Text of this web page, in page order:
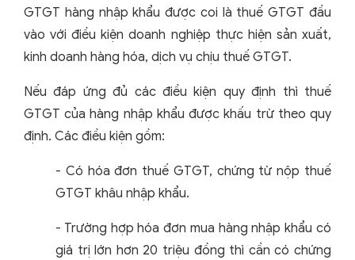
GTGT hàng nhập khẩu được coi là thuế GTGT đầu
vào với điều kiện doanh nghiệp thực hiện sản xuất,
kinh doanh hàng hóa, dịch vụ chịu thuế GTGT.
Nếu đáp ứng đủ các điều kiện quy định thì thuế
GTGT của hàng nhập khẩu được khấu trừ theo quy
định. Các điều kiện gồm:
- Có hóa đơn thuế GTGT, chứng từ nộp thuế
GTGT khâu nhập khẩu.
- Trường hợp hóa đơn mua hàng nhập khẩu có
giá trị lớn hơn 20 triệu đồng thì cần có chứng